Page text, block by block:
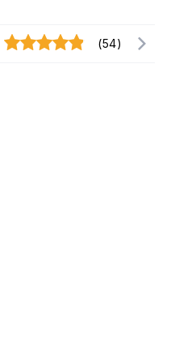
(54)